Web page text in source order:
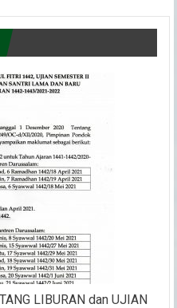
LIBURAN dan UJIAN